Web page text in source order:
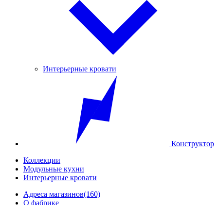
Интерьерные кровати
Конструктор
Коллекции
Модульные кухни
Интерьерные кровати
Адреса магазинов(160)
О фабрике